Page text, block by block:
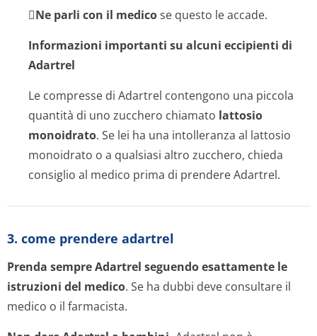
Ne parli con il medicose questo le accade.
Informazioni importanti su alcuni eccipienti di
Adartrel
Le compresse di Adartrel contengono una piccola
quantità di uno zucchero chiamato lattosio
monoidrato. Se lei ha una intolleranza al lattosio
monoidrato o a qualsiasi altro zucchero, chieda
consiglio al medico prima di prendere Adartrel.
3. come prendere adartrel
Prenda sempre Adartrel seguendo esattamente le
istruzioni del medico. Se ha dubbi deve consultare il
medico o il farmacista.